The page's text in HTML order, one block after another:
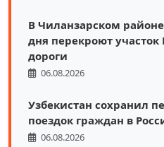
В Чиланзарском
дня перекроют
дороги
06.08.2026
Узбекистан сохранил
поездок граждан в
06.08.2026